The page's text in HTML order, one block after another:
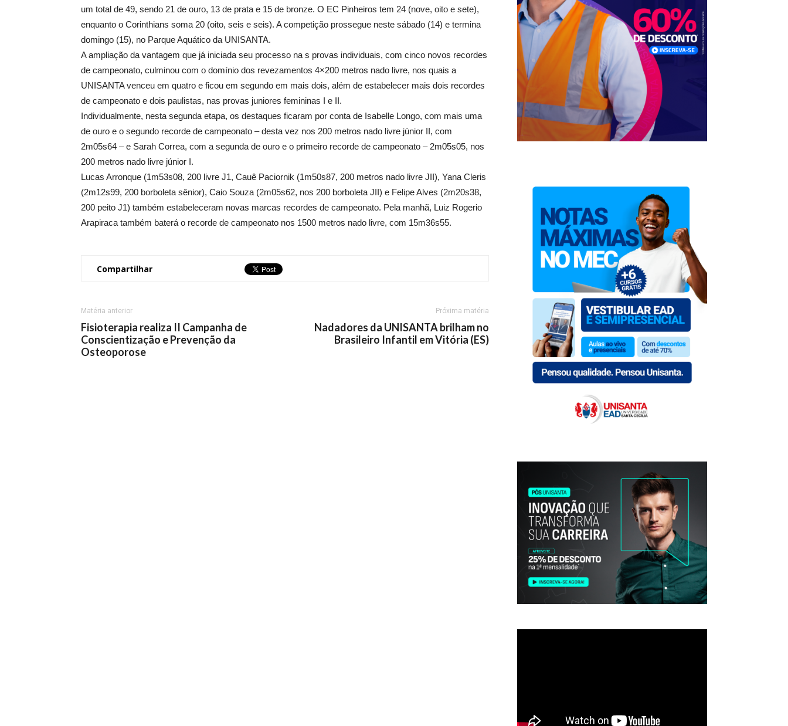
um total de 49, sendo 21 de ouro, 13 de prata e 15 de bronze. O EC Pinheiros tem 24 (nove, oito e sete),
enquanto o Corinthians soma 20 (oito, seis e seis). A competição prossegue neste sábado (14) e termina
domingo (15), no Parque Aquático da UNISANTA.
A ampliação da vantagem que já iniciada seu processo na s provas individuais, com cinco novos recordes
de campeonato, culminou com o domínio dos revezamentos 4×200 metros nado livre, nos quais a
UNISANTA venceu em quatro e ficou em segundo em mais dois, além de estabelecer mais dois recordes
de campeonato e dois paulistas, nas provas juniores femininas I e II.
Individualmente, nesta segunda etapa, os destaques ficaram por conta de Isabelle Longo, com mais uma
de ouro e o segundo recorde de campeonato – desta vez nos 200 metros nado livre júnior II, com
2m05s64 – e Sarah Correa, com a segunda de ouro e o primeiro recorde de campeonato – 2m05s05, nos
200 metros nado livre júnior I.
Lucas Arronque (1m53s08, 200 livre J1, Cauê Paciornik (1m50s87, 200 metros nado livre JII), Yana Cleris
(2m12s99, 200 borboleta sênior), Caio Souza (2m05s62, nos 200 borboleta JII) e Felipe Alves (2m20s38,
200 peito J1) também estabeleceram novas marcas recordes de campeonato. Pela manhã, Luiz Rogerio
Arapiraca também baterá o recorde de campeonato nos 1500 metros nado livre, com 15m36s55.
Compartilhar
Matéria anterior
Fisioterapia realiza II Campanha de
Conscientização e Prevenção da
Osteoporose
Próxima matéria
Nadadores da UNISANTA brilham no
Brasileiro Infantil em Vitória (ES)